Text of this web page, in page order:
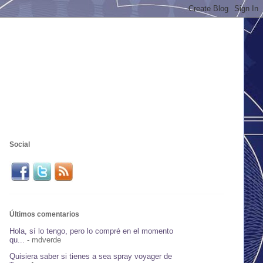
Social
Últimos comentarios
Hola, sí lo tengo, pero lo compré en el momento
qu...
- mdverde
Quisiera saber si tienes a sea spray voyager de